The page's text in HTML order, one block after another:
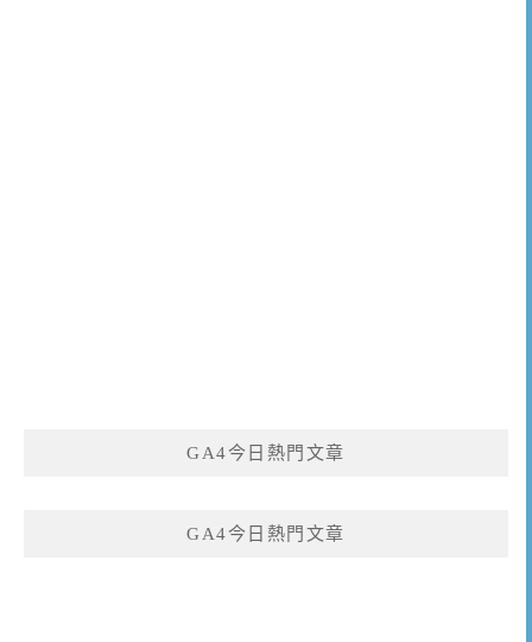
GA4今日熱門文章
GA4今日熱門文章